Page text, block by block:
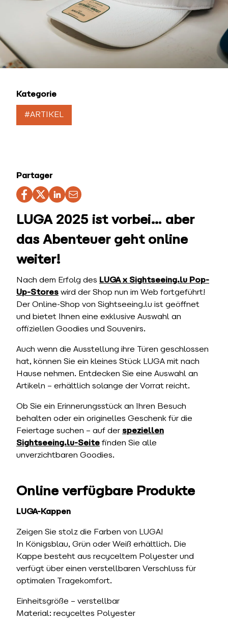
Kategorie
#ARTIKEL
Partager
LUGA 2025 ist vorbei… aber
das Abenteuer geht online
weiter!
Nach dem Erfolg des LUGA x Sightseeing.lu Pop-
Up-Stores wird der Shop nun im Web fortgeführt!
Der Online-Shop von Sightseeing.lu ist geöffnet
und bietet Ihnen eine exklusive Auswahl an
offiziellen Goodies und Souvenirs.
Auch wenn die Ausstellung ihre Türen geschlossen
hat, können Sie ein kleines Stück LUGA mit nach
Hause nehmen. Entdecken Sie eine Auswahl an
Artikeln – erhältlich solange der Vorrat reicht.
Ob Sie ein Erinnerungsstück an Ihren Besuch
behalten oder ein originelles Geschenk für die
Feiertage suchen – auf der speziellen
Sightseeing.lu-Seite finden Sie alle
unverzichtbaren Goodies.
Online verfügbare Produkte
LUGA-Kappen
Zeigen Sie stolz die Farben von LUGA!
In Königsblau, Grün oder Weiß erhältlich. Die
Kappe besteht aus recyceltem Polyester und
verfügt über einen verstellbaren Verschluss für
optimalen Tragekomfort.
Einheitsgröße – verstellbar
Material: recyceltes Polyester